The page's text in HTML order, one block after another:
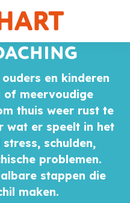
en kinderen
of meervoudige
thuis weer rust te
wat er speelt in het
schulden,
problemen.
stappen die
maken.